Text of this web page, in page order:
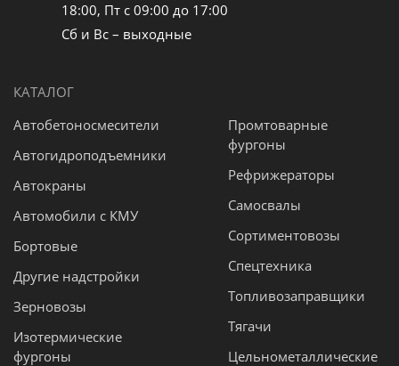
18:00, Пт с 09:00 до 17:00
Сб и Вс – выходные
КАТАЛОГ
Автобетоносмесители
Автогидроподъемники
Автокраны
Автомобили с КМУ
Бортовые
Другие надстройки
Зерновозы
Изотермические
фургоны
Промтоварные
фургоны
Рефрижераторы
Самосвалы
Сортиментовозы
Спецтехника
Топливозаправщики
Тягачи
Цельнометаллические